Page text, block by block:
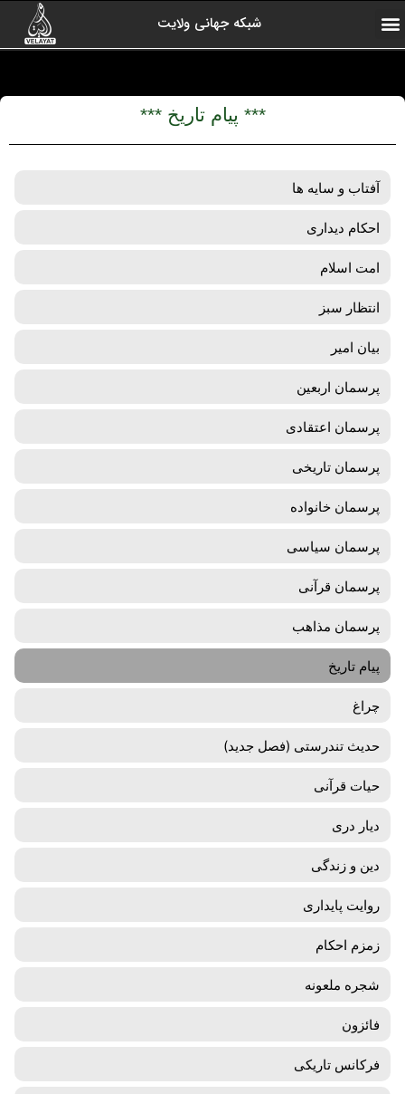
شبکه جهانی ولایت
*** پیام تاریخ ***
آفتاب و سایه ها
احکام دیداری
امت اسلام
انتظار سبز
بیان امیر
پرسمان اربعین
پرسمان اعتقادی
پرسمان تاریخی
پرسمان خانواده
پرسمان سیاسی
پرسمان قرآنی
پرسمان مذاهب
پیام تاریخ
چراغ
حدیث تندرستی (فصل جدید)
حیات قرآنی
دیار دری
دین و زندگی
روایت پایداری
زمزم احکام
شجره ملعونه
فائزون
فرکانس تاریکی